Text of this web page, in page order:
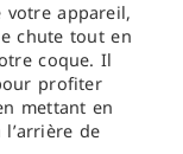
votre appareil,
chute tout en
coque. Il
profiter
mettant en
de